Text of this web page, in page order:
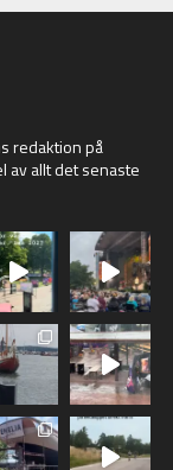
redaktion på
av allt det senaste